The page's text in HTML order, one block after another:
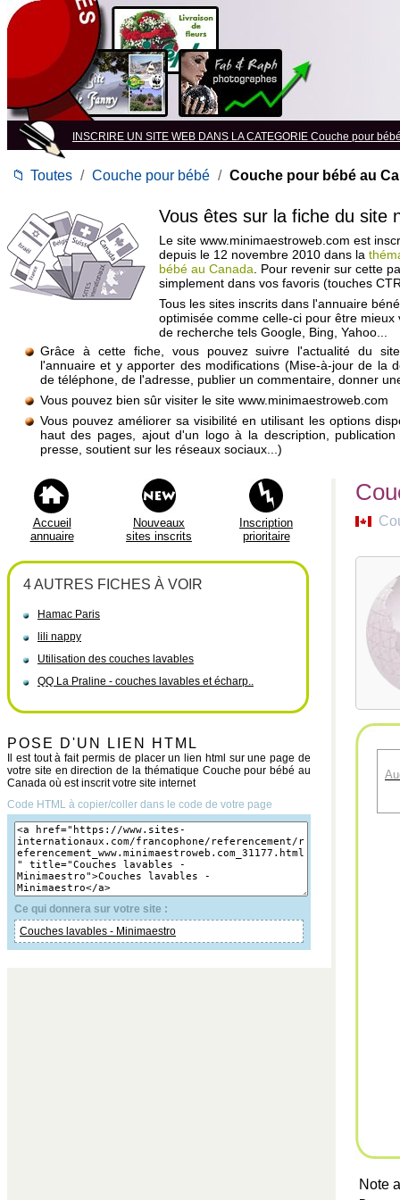
INSCRIRE UN SITE WEB DANS LA CATEGORIE Couche pour
📁 Toutes / Couche pour bébé / Couche pour bébé au
Vous êtes sur la fiche du site
Le site www.minimaestroweb.com est
depuis le 12 novembre 2010 dans la
bébé au Canada . Pour revenir sur cette
simplement dans vos favoris (touches
Tous les sites inscrits dans l'annuaire
optimisée comme celle-ci pour être mieux
de recherche tels Google, Bing, Yahoo...
Grâce à cette fiche, vous pouvez suivre l'actualité du
l'annuaire et y apporter des modifications (Mise-à-jour de la
de téléphone, de l'adresse, publier un commentaire, donner
Vous pouvez bien sûr visiter le site www.minimaestroweb.com
Vous pouvez améliorer sa visibilité en utilisant les options
haut des pages, ajout d'un logo à la description,
presse, soutient sur les réseaux sociaux...)
Accueil
annuaire
Nouveaux
sites inscrits
Inscription
prioritaire
4 AUTRES FICHES À VOIR
Hamac Paris
lili nappy
Utilisation des couches lavables
QQ La Praline - couches lavables et écharp..
POSE D'UN LIEN HTML
Il est tout à fait permis de placer un lien html sur une page de
votre site en direction de la thématique Couche pour bébé au
Canada où est inscrit votre site internet
Code HTML à copier/coller dans le code de votre page
Ce qui donnera sur votre site :
Couches lavables - Minimaestro
Note